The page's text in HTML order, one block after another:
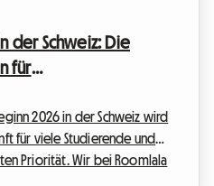
staatlichen Unterstützung.
der Schweiz: Die
für
Semesterstart 2026
2026 in der Schweiz wird
für viele Studierende und
Priorität. Wir bei Roomlala